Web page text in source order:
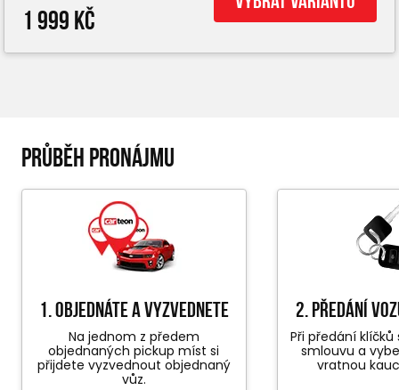
1 999 Kč
PRŮBĚH PRONÁJMU
1. objednáte a vyzvednete
Na jednom z předem
objednaných pickup míst si
přijdete vyzvednout objednaný
vůz.
2. předání
Při předání
smlouvu a
vratnou